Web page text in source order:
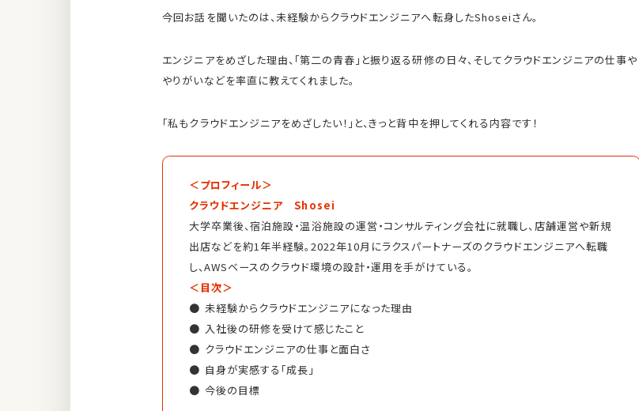
今回お話を聞いたのは、未経験からクラウドエンジニアへ転身したShoseiさん。
エンジニアをめざした理由、「第二の青春」と振り返る研修の日々、そしてクラウドエンジニアの仕事や
やりがいなどを率直に教えてくれました。
「私もクラウドエンジニアをめざしたい！」と、きっと背中を押してくれる内容です！
＜プロフィール＞
クラウドエンジニア Shosei
大学卒業後、宿泊施設・温浴施設の運営・コンサルティング会社に就職し、店舗運営や新規
出店などを約1年半経験。2022年10月にラクスパートナーズのクラウドエンジニアへ転職
し、AWSベースのクラウド環境の設計・運用を手がけている。
＜目次＞
未経験からクラウドエンジニアになった理由
入社後の研修を受けて感じたこと
クラウドエンジニアの仕事と面白さ
自身が実感する「成長」
今後の目標